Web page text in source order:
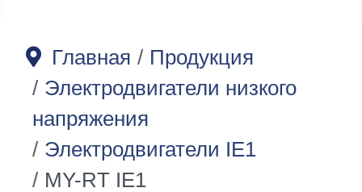
Главная
Продукция
Электродвигатели низкого
напряжения
Электродвигатели IE1
MY-RT IE1